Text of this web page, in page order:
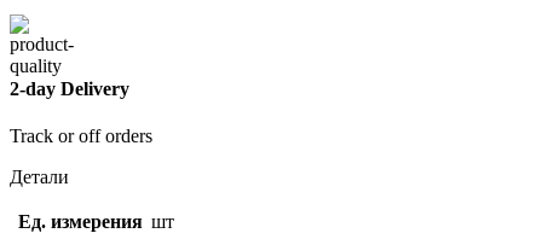
2-day Delivery
Track or off orders
Детали
Ед. измерения шт